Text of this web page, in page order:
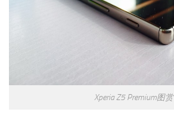
Xperia Z5 Premium图赏